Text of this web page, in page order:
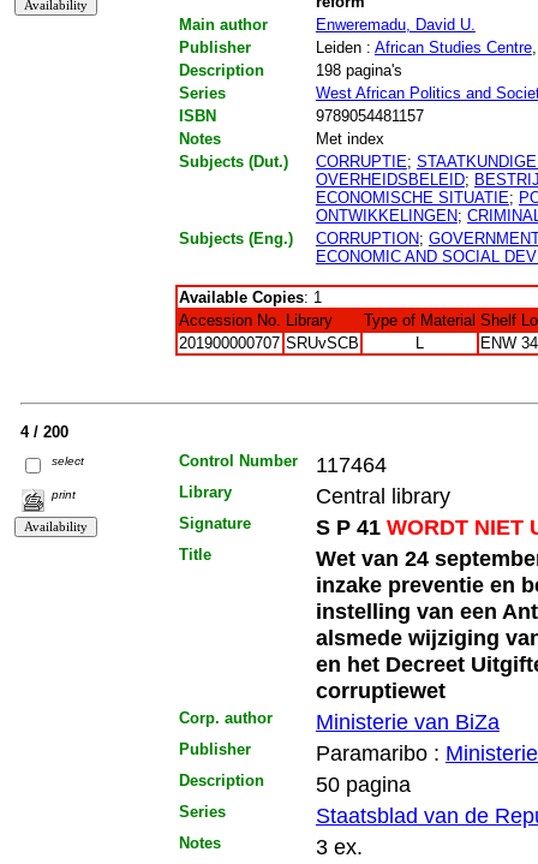
Main author
Enweremadu, David U.
Publisher
Leiden : African Studies Centre
Description
198 pagina's
Series
West African Politics and
ISBN
9789054481157
Notes
Met index
Subjects (Dut.)
CORRUPTIE;
OVERHEIDSBELEID;
ECONOMISCHE SITUATIE;
ONTWIKKELINGEN;
Subjects (Eng.)
CORRUPTION;
ECONOMIC AND SOCIAL
Available Copies: 1
Accession No. Library Type of Material Shelf
201900000707 SRUvSCB L ENW
4 / 200
select
print
Control Number 117464
Library Central library
Signature S P 41 WORDT NIET
Title
Wet van 24
inzake preventie en
instelling van een
alsmede wijziging
en het Decreet
corruptiewet
Corp. author Ministerie van BiZa
Publisher Paramaribo :
Description 50 pagina
Series Staatsblad van de
Notes 3 ex.